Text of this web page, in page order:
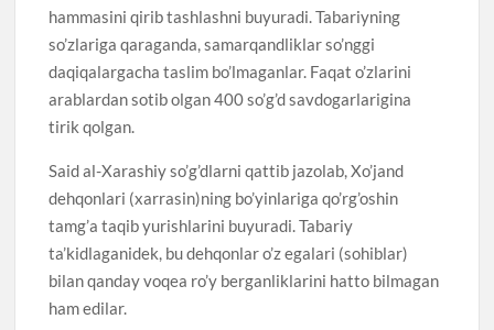
hammasini qirib tashlashni buyuradi. Tabariyning
so’zlariga qaraganda, samarqandliklar so’nggi
daqiqalargacha taslim bo’lmaganlar. Faqat o’zlarini
arablardan sotib olgan 400 so’g’d savdogarlarigina
tirik qolgan.
Said al-Xarashiy so’g’dlarni qattib jazolab, Xo’jand
dehqonlari (xarrasin)ning bo’yinlariga qo’rg’oshin
tamg’a taqib yurishlarini buyuradi. Tabariy
ta’kidlaganidek, bu dehqonlar o’z egalari (sohiblar)
bilan qanday voqea ro’y berganliklarini hatto bilmagan
ham edilar.